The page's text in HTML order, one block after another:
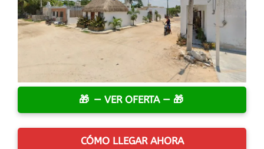
— VER OFERTA —
CÓMO LLEGAR AHORA